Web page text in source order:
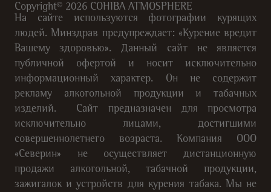
Copyright© 2026COHIBA ATMOSPHERE
На сайте используются фотографии курящих
людей. Минздрав предупреждает: «Курение вредит
Вашему здоровью». Данный сайт не является
публичной офертой и носит исключительно
информационный характер. Он не содержит
рекламу алкогольной продукции и табачных
изделий. Сайт предназначен для просмотра
исключительно лицами, достигшими
совершеннолетнего возраста. Компания ООО
«Северин» не осуществляет дистанционную
продажи алкогольной, табачной продукции,
зажигалок и устройств для курения табака. Мы не